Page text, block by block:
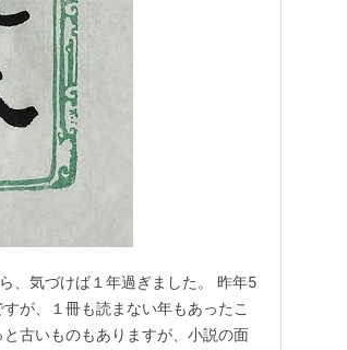
、気づけば１年過ぎました。 昨年5
が、１冊も読まない年もあったこ
古いものもありますが、小説の面